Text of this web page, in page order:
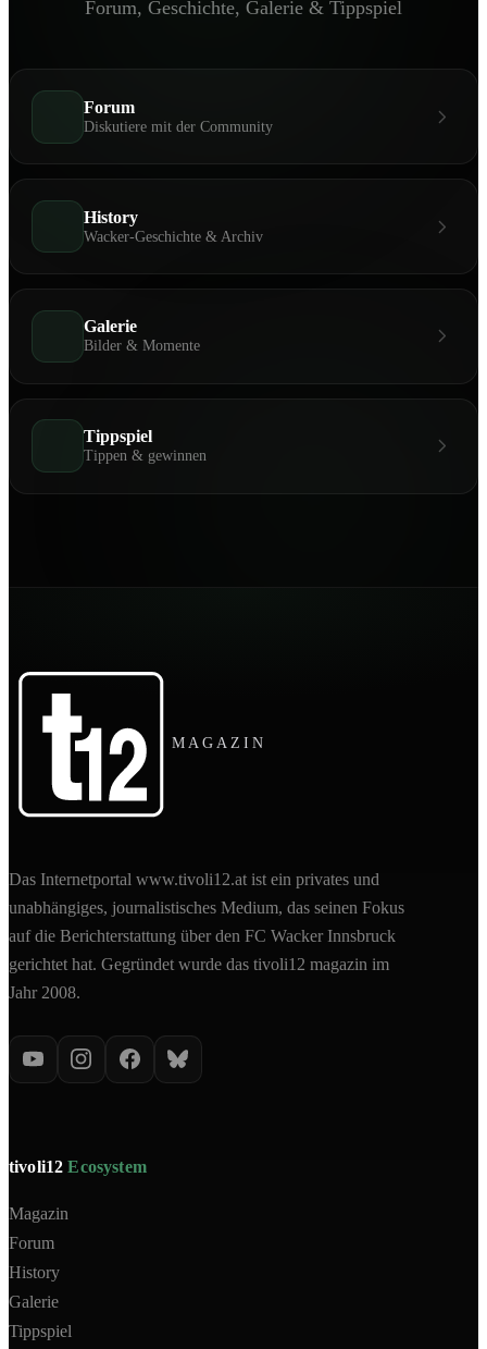
Forum, Geschichte, Galerie & Tippspiel
Forum
Diskutiere mit der Community
History
Wacker-Geschichte & Archiv
Galerie
Bilder & Momente
Tippspiel
Tippen & gewinnen
MAGAZIN
Das Internetportal www.tivoli12.at ist ein privates und
unabhängiges, journalistisches Medium, das seinen Fokus
auf die Berichterstattung über den FC Wacker Innsbruck
gerichtet hat. Gegründet wurde das tivoli12 magazin im
Jahr 2008.
tivoli12Ecosystem
Magazin
Forum
History
Galerie
Tippspiel